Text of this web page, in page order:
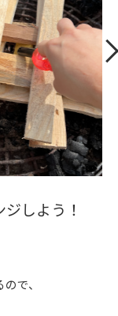
しよう！
で、